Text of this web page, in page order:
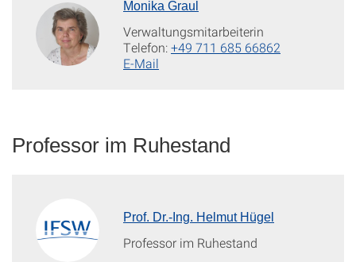
Monika Graul
Verwaltungsmitarbeiterin
Telefon:+49 711 685 66862
E-Mail
Professor im Ruhestand
Prof. Dr.-Ing. Helmut Hügel
Professor im Ruhestand